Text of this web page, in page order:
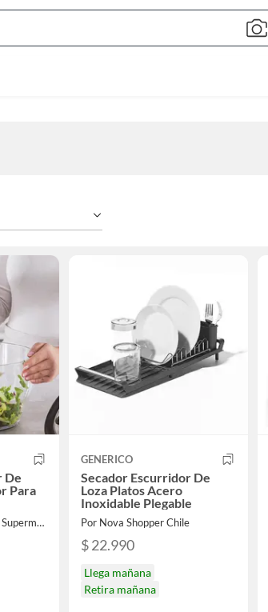
Bar
De
Para
Por Kios Club American Supermarket
GENERICO
Secador Escurridor De
Loza Platos Acero
Inoxidable Plegable
Por Nova Shopper Chile
$ 22.990
Llega mañana
Retira mañana